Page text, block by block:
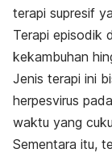
terapi supresif
Terapi episodik
kekambuhan
Jenis terapi ini
herpesvirus
waktu yang
Sementara itu,